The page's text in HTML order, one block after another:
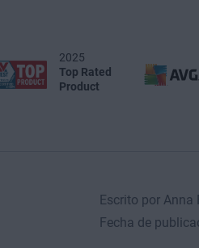
2025
Top Rated
Product
Escrito por Anna
Fecha de